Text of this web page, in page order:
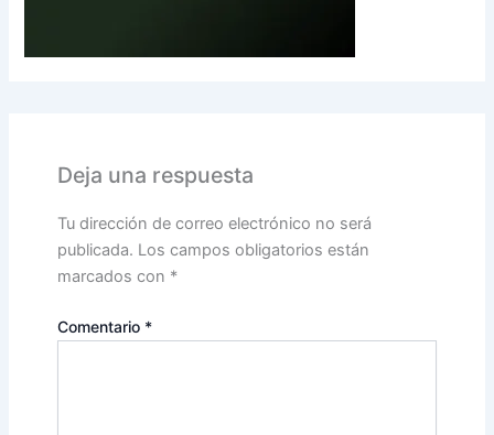
Deja una respuesta
Tu dirección de correo electrónico no será
publicada. Los campos obligatorios están
marcados con *
Comentario *